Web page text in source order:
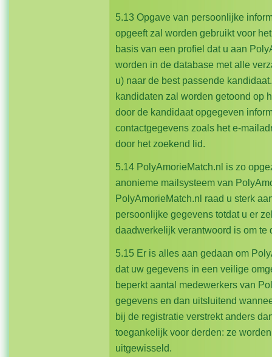
5.13 Opgave van persoonlijke
opgeeft zal worden gebruikt voor
basis van een profiel dat u aan
worden in de database met alle
u) naar de best passende
kandidaten zal worden getoond op
door de kandidaat opgegeven
contactgegevens zoals het e-
door het zoekend lid.
5.14 PolyAmorieMatch.nl is zo
anonieme mailsysteem van
PolyAmorieMatch.nl raad u sterk
persoonlijke gegevens totdat u er
daadwerkelijk verantwoord is om
5.15 Er is alles aan gedaan om
dat uw gegevens in een veilige
beperkt aantal medewerkers van
gegevens en dan uitsluitend
bij de registratie verstrekt anders
toegankelijk voor derden: ze
uitgewisseld.